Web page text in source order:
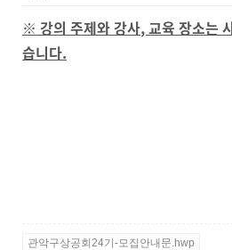
※ 강의 주제와 강사,교육 장소는
습니다.
관악구상공회24기-모집안내문.hwp